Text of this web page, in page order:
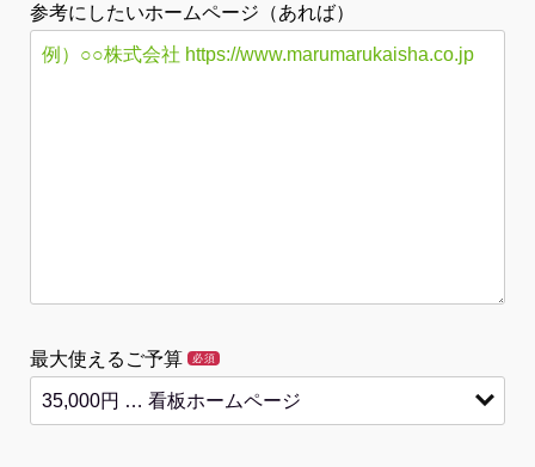
参考にしたいホームページ（あれば）
最大使えるご予算 必須